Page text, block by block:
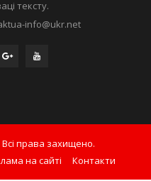
тексту.
info@ukr.net
права захищено.
на сайті Контакти